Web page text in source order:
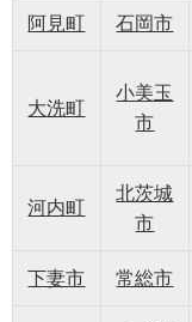
阿見町 石岡市
大洗町
小美玉
市
河内町
北茨城
市
下妻市 常総市